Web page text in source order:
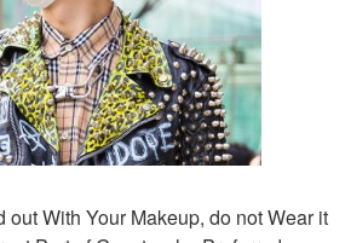
out With Your Makeup, do not Wear it